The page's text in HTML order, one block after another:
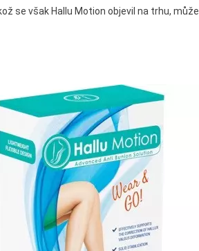
se však Hallu Motion objevil na trhu, může